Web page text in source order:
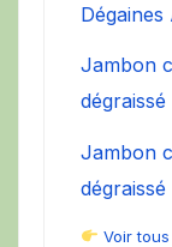
Jambon
dégraissé
Jambon
dégraissé
Voir